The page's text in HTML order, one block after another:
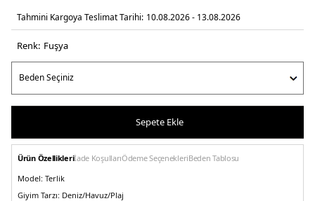
Tahmini Kargoya Teslimat Tarihi: 10.08.2026 - 13.08.2026
Renk: fuşya
Sepete Ekle
Ürün Özellikleriİade KoşullarıÖdeme SeçenekleriBeden Tablosu
Model: Terlik
Giyim Tarzı: Deniz/Havuz/Plaj